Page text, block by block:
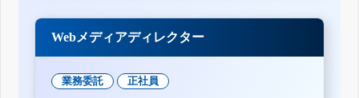
Webメディアディレクター
業務委託 正社員